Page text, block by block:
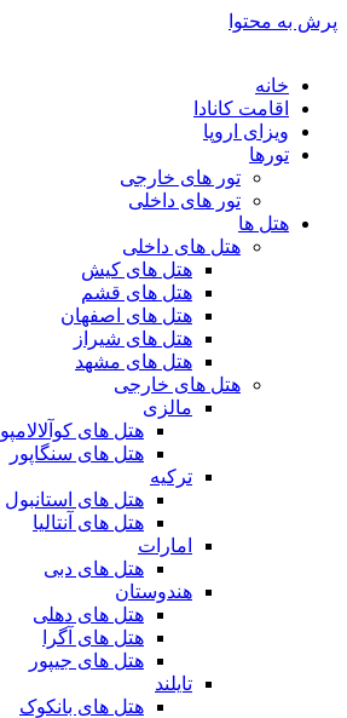
پرش به محتوا
خانه
اقامت کانادا
ویزای اروپا
تورها
تور های خارجی
تور های داخلی
هتل ها
هتل های داخلی
هتل های کیش
هتل های قشم
هتل های اصفهان
هتل های شیراز
هتل های مشهد
هتل های خارجی
مالزی
هتل های کوآلالامپو
هتل های سنگاپور
ترکیه
هتل های استانبول
هتل های آنتالیا
امارات
هتل های دبی
هندوستان
هتل های دهلی
هتل های آگرا
هتل های جیپور
تایلند
هتل های بانکوک